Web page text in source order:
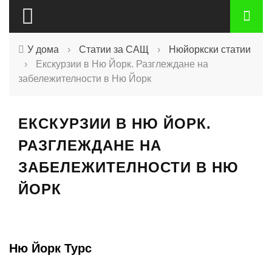
У дома › Статии за САЩ ›
Нюйоркски статии
›
Екскурзии в Ню Йорк. Разглеждане на
забележителности в Ню Йорк
ЕКСКУРЗИИ В НЮ ЙОРК.
РАЗГЛЕЖДАНЕ НА
ЗАБЕЛЕЖИТЕЛНОСТИ В НЮ
ЙОРК
Ню Йорк Турс